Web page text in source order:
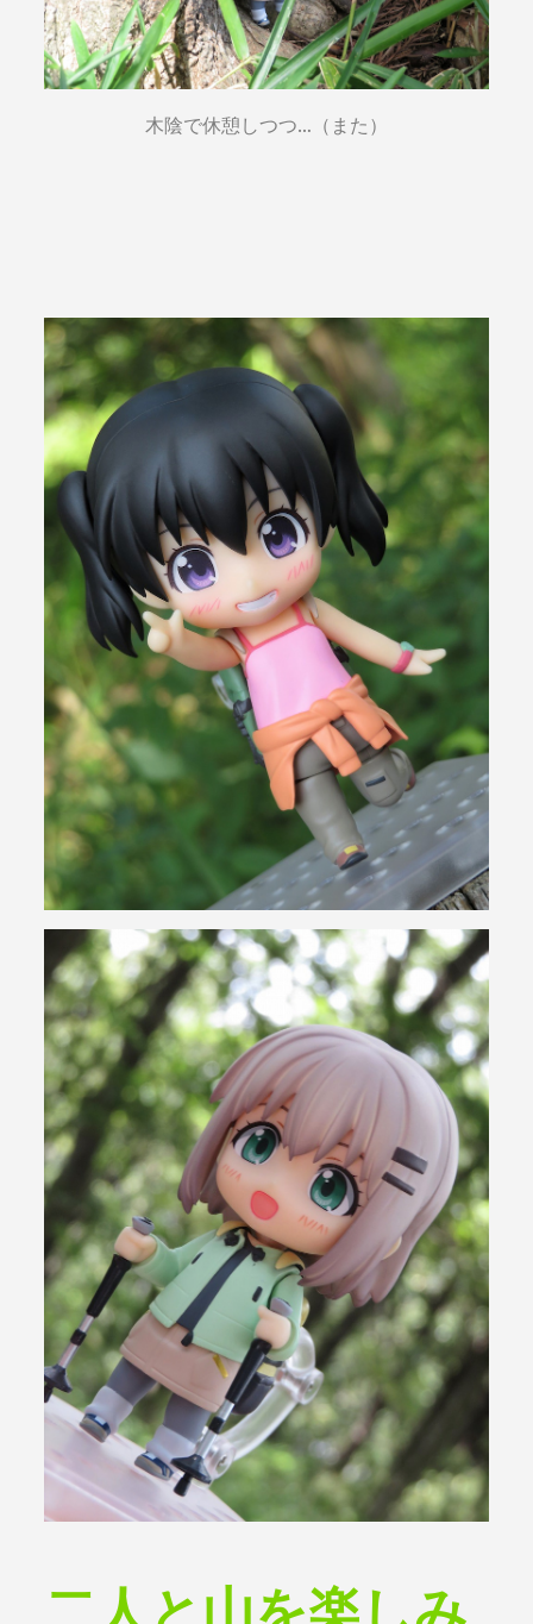
木陰で休憩しつつ…（また）
二人と山を楽しみ